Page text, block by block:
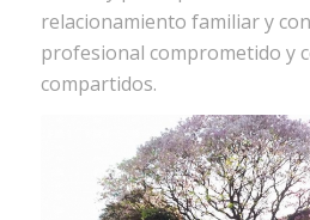
relacionamiento familiar y
profesional comprometido y
compartidos.